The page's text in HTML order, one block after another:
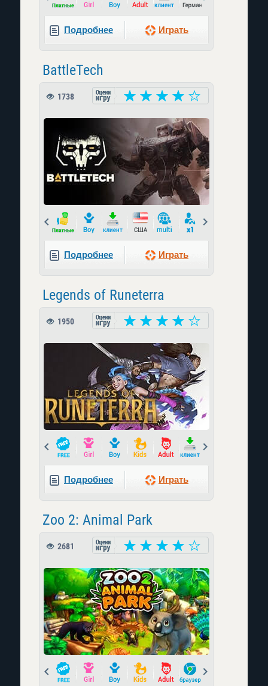
Подробнее Играть
BattleTech
1738
Prev
Подробнее Играть
Legends of Runeterra
1950
Prev
Подробнее Играть
Zoo 2: Animal Park
2681
Prev